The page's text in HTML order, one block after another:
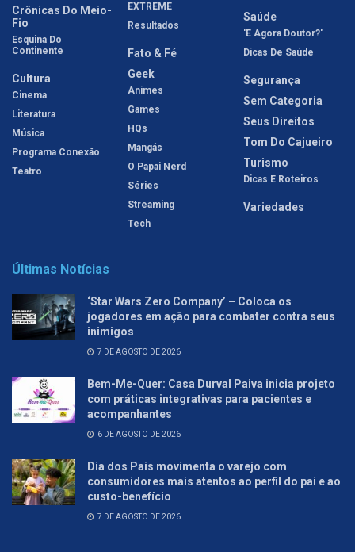
Crônicas Do Meio-
Fio
Esquina Do
Continente
Cultura
Cinema
Literatura
Música
Programa Conexão
Teatro
EXTREME
Resultados
Fato & Fé
Geek
Animes
Games
HQs
Mangás
O Papai Nerd
Séries
Streaming
Tech
Saúde
'E Agora Doutor?'
Dicas De Saúde
Segurança
Sem Categoria
Seus Direitos
Tom Do Cajueiro
Turismo
Dicas E Roteiros
Variedades
Últimas Notícias
‘Star Wars Zero Company’ – Coloca os
jogadores em ação para combater contra seus
inimigos
7 DE AGOSTO DE 2026
Bem-Me-Quer: Casa Durval Paiva inicia projeto
com práticas integrativas para pacientes e
acompanhantes
6 DE AGOSTO DE 2026
Dia dos Pais movimenta o varejo com
consumidores mais atentos ao perfil do pai e ao
custo-benefício
7 DE AGOSTO DE 2026